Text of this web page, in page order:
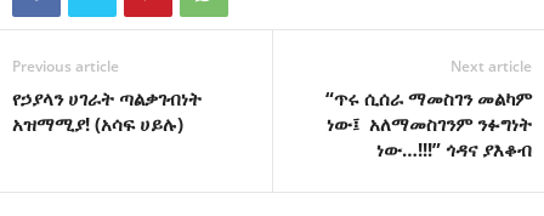
Previous article
የኃያላን ሀገራት ጣልቃገብነት
አዝማሚያ! (አሳፍ ሀይሉ)
Next article
“ጥሩ ሲሰራ ማመስገን መልካም
ነው፤ አለማመስገንም ንፉግነት
ነው…!!!” ጎዳና ያእቆብ